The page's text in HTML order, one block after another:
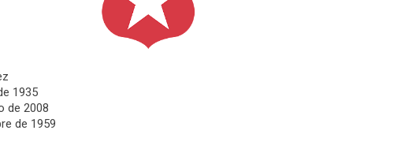
1935
de 2008
de 1959